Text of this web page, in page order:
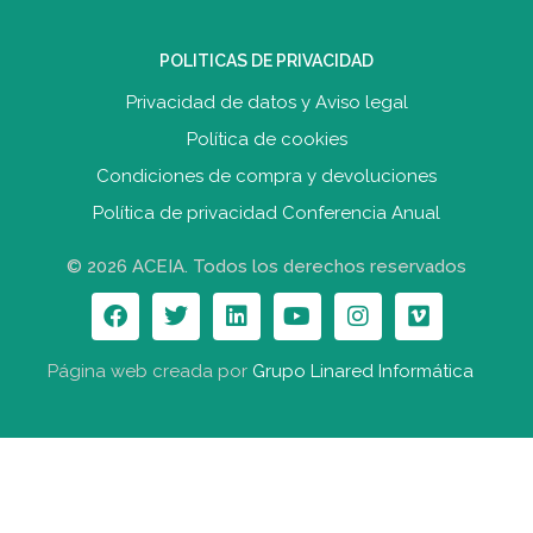
POLITICAS DE PRIVACIDAD
Privacidad de datos y Aviso legal
Política de cookies
Condiciones de compra y devoluciones
Política de privacidad Conferencia Anual
© 2026 ACEIA. Todos los derechos reservados
Página web creada por Grupo Linared Informática